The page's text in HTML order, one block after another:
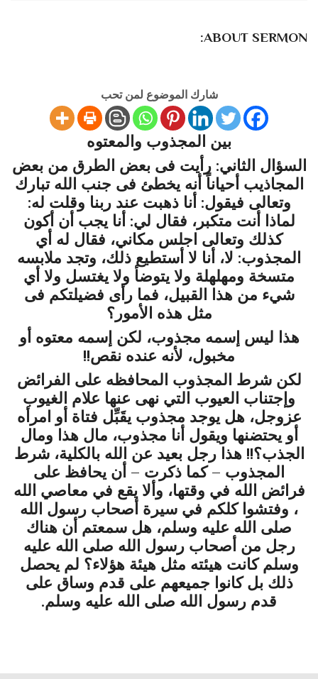
ABOUT SERMON:
شارك الموضوع لمن تحب
بين المجذوب والمعتوه
السؤال الثاني: رأيت فى بعض الطرق من بعض
المجاذيب أحياناً أنه يخطئ فى جنب الله تبارك
وتعالى فيقول: أنا ذهبت عند ربنا وقلت له:
لماذا أنت متكبر، فقال لي: أنا يجب أن أكون
كذلك وتعالى اجلس مكاني، فقال له أي
المجذوب: لا، أنا لا أستطيع ذلك، وتجد ملابسه
متسخة ومهلهلة ولا يتوضأ ولا يغتسل ولا أي
شيء من هذا القبيل، فما رأى فضيلتكم فى
مثل هذه الأمور؟
هذا ليس إسمه مجذوب، لكن إسمه معتوه أو
مخبول، لأنه عنده نقص!!
لكن شرط المجذوب المحافظه على الفرائض
وإجتناب العيوب التي نهى عنها علام الغيوب
عزوجل، هل يوجد مجذوب يقَبِّل فتاة أو امرأه
أو يحتضنها ويقول أنا مجذوب، مال هذا ومال
الجذب؟!! هذا رجل بعيد عن الله بالكلية، شرط
المجذوب – كما ذكرت – أن يحافظ على
فرائض الله في وقتها، وألا يقع في معاصي الله
، وفتشوا كلكم في سيرة أصحاب رسول الله
صلى الله عليه وسلم، هل سمعتم أن هناك
رجل من أصحاب رسول الله صلى الله عليه
وسلم كانت هيئته مثل هيئة هؤلاء؟ لم يحصل
ذلك بل كانوا جميعهم على قدم وساق على
قدم رسول الله صلى الله عليه وسلم.